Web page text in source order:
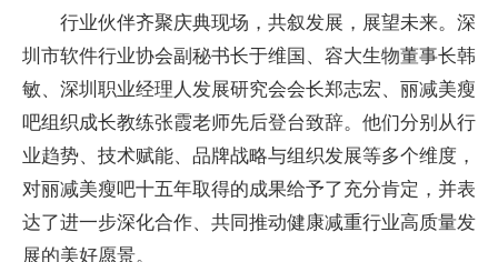
行业伙伴齐聚庆典现场，共叙发展，展望未来。深
圳市软件行业协会副秘书长于维国、容大生物董事长韩
敏、深圳职业经理人发展研究会会长郑志宏、丽减美瘦
吧组织成长教练张霞老师先后登台致辞。他们分别从行
业趋势、技术赋能、品牌战略与组织发展等多个维度，
对丽减美瘦吧十五年取得的成果给予了充分肯定，并表
达了进一步深化合作、共同推动健康减重行业高质量发
展的美好愿景。